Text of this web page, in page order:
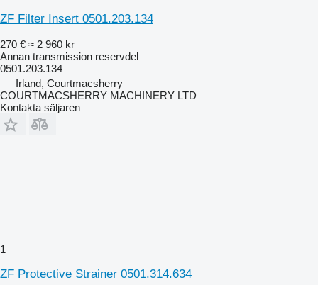
ZF Filter Insert 0501.203.134
270 € ≈ 2 960 kr
Annan transmission reservdel
0501.203.134
Irland, Courtmacsherry
COURTMACSHERRY MACHINERY LTD
Kontakta säljaren
1
ZF Protective Strainer 0501.314.634